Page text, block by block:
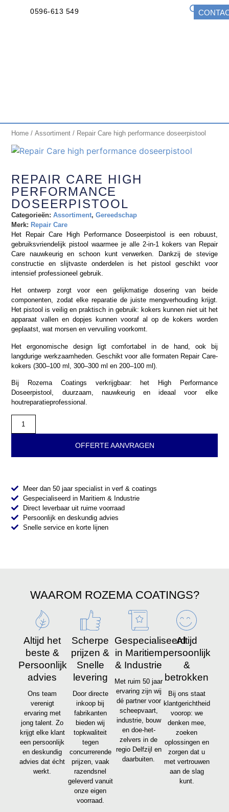
0596-613 549
Home /Assortiment / Repair Care high performance doseerpistool
REPAIR CARE HIGH
PERFORMANCE
DOSEERPISTOOL
Categorieën: Assortiment,Gereedschap
Merk: Repair Care
Het Repair Care High Performance Doseerpistool is een robuust,
gebruiksvriendelijk pistool waarmee je alle 2-in-1 kokers van Repair
Care nauwkeurig en schoon kunt verwerken. Dankzij de stevige
constructie en slijtvaste onderdelen is het pistool geschikt voor
intensief professioneel gebruik.
Het ontwerp zorgt voor een gelijkmatige dosering van beide
componenten, zodat elke reparatie de juiste mengverhouding krijgt.
Het pistool is veilig en praktisch in gebruik: kokers kunnen niet uit het
apparaat vallen en dopjes kunnen vooraf al op de kokers worden
geplaatst, wat morsen en vervuiling voorkomt.
Het ergonomische design ligt comfortabel in de hand, ook bij
langdurige werkzaamheden. Geschikt voor alle formaten Repair Care-
kokers (300–100 ml, 300–300 ml en 200–100 ml).
Bij Rozema Coatings verkrijgbaar: het High Performance
Doseerpistool, duurzaam, nauwkeurig en ideaal voor elke
houtreparatieprofessional.
OFFERTE AANVRAGEN
Meer dan 50 jaar specialist in verf & coatings
Gespecialiseerd in Maritiem & Industrie
Direct leverbaar uit ruime voorraad
Persoonlijk en deskundig advies
Snelle service en korte lijnen
WAAROM ROZEMA COATINGS?
Altijd het
beste &
Persoonlijk
advies
Ons team
verenigt
ervaring met
jong talent. Zo
krijgt elke klant
een persoonlijk
en deskundig
advies dat écht
werkt.
Scherpe
prijzen &
Snelle
levering
Door directe
inkoop bij
fabrikanten
bieden wij
topkwaliteit
tegen
concurrerende
prijzen, vaak
razendsnel
geleverd vanuit
onze eigen
voorraad.
Gespecialiseerd
in Maritiem
& Industrie
Met ruim 50 jaar
ervaring zijn wij
dé partner voor
scheepvaart,
industrie, bouw
en doe-het-
zelvers in de
regio Delfzijl en
daarbuiten.
Altijd
persoonlijk
&
betrokken
Bij ons staat
klantgerichtheid
voorop: we
denken mee,
zoeken
oplossingen en
zorgen dat u
met vertrouwen
aan de slag
kunt.